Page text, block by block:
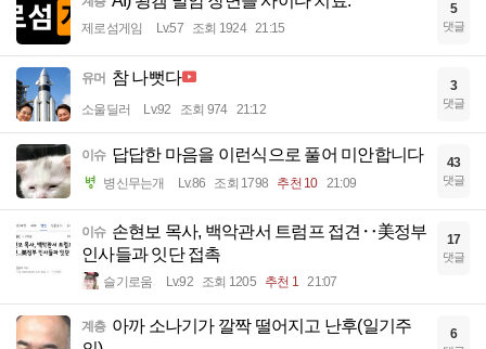
제로섬게임 Lv.57 조회 1924 21:15
5
댓글
유머 참 나뻣다
소울딜러 Lv.92 조회 974 21:12
3
댓글
이슈 답답한 마음을 이런식으로 풀어 미안합니다
병신무는개 Lv.86 조회 1798 추천 10 21:09
43
댓글
이슈 손현보 목사, 백악관서 트럼프 접견‥美정부
인사들과 잇단 접촉
슬기로움 Lv.92 조회 1205 추천 1 21:07
17
댓글
계층 아까 소나기가 깔짝 떨어지고 난후(일기주
6